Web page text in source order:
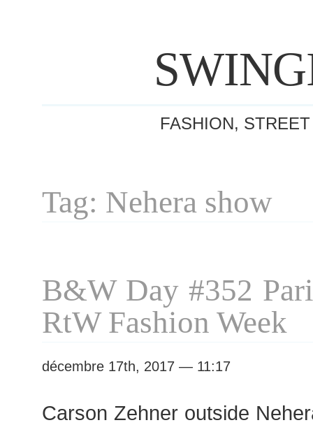
FASHION,
Tag: Nehera show
B&W Day #352
RtW Fashion Week
décembre 17th, 2017 — 11:17
Carson Zehner outside